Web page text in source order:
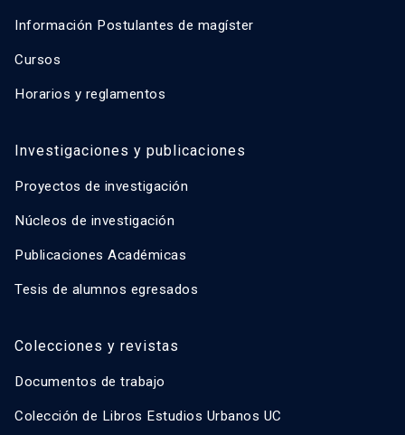
Información Postulantes de magíster
Cursos
Horarios y reglamentos
Investigaciones y publicaciones
Proyectos de investigación
Núcleos de investigación
Publicaciones Académicas
Tesis de alumnos egresados
Colecciones y revistas
Documentos de trabajo
Colección de Libros Estudios Urbanos UC